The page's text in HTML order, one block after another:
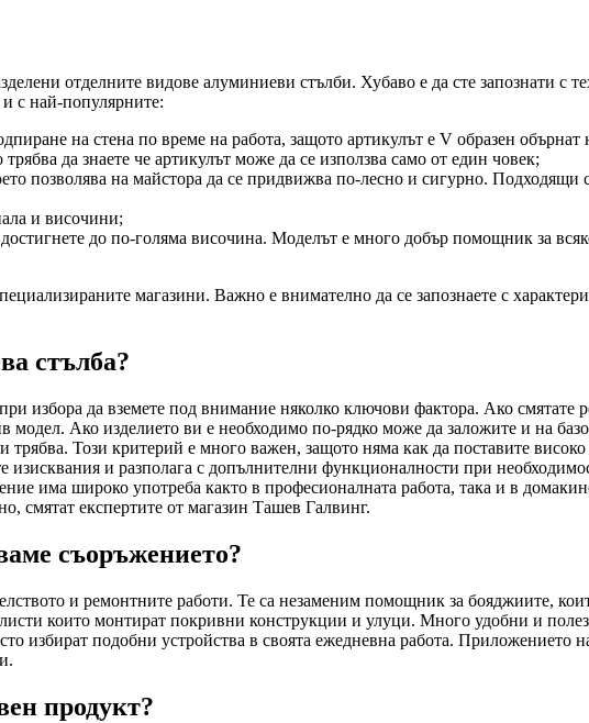
отделните видове алуминиеви стълби. Хубаво е да сте запознати с
с най-популярните:
на стена по време на работа, защото артикулът е V образен
да знаете че артикулът може да се използва само от един човек;
позволява на майстора да се придвижва по-лесно и сигурно. Подходящи
и височини;
до по-голяма височина. Моделът е много добър помощник за
магазини. Важно е внимателно да се запознаете с
стълба?
избора да вземете под внимание няколко ключови фактора. Ако смятате
модел. Ако изделието ви е необходимо по-рядко може да заложите и на
трябва. Този критерий е много важен, защото няма как да поставите
изисквания и разполага с допълнителни функционалности при
има широко употреба както в професионалната работа, така и в
смятат експертите от магазин Ташев Галвинг.
съоръжението?
и ремонтните работи. Те са незаменим помощник за бояджиите,
които монтират покривни конструкции и улуци. Много удобни и
избират подобни устройства в своята ежедневна работа.
продукт?